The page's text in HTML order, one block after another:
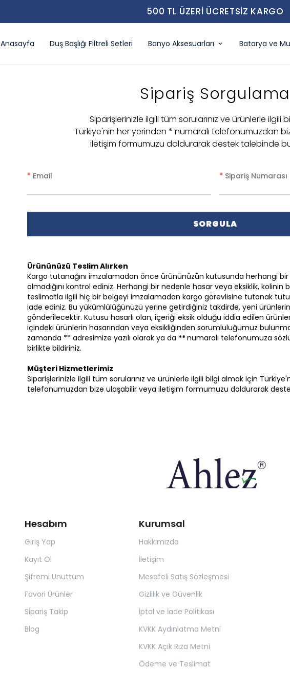
Anasayfa Duş Başlığı Filtreli Setleri Banyo Aksesuarları Batarya ve
Sipariş Sorgulama
Siparişlerinizle ilgili tüm sorularınız ve ürünlerle ilgili
Türkiye'nin her yerinden * numaralı telefonumuzdan
iletişim formumuzu doldurarak destek talebinde
* Email * Sipariş Numarası
SORGULA
Ürününüzü Teslim Alırken
Kargo tutanağını imzalamadan önce ürününüzün kutusunda herhangi
olmadığını kontrol ediniz. Herhangi bir nedenle hasar veya eksiklik, kolinin
teslimatla ilgili hiç bir belgeyi imzalamadan kargo görevlisine tutanak
iade ediniz. Bu yükümlülüğünüzü yerine getirdiğiniz takdirde, yeni
gönderilecektir. Kutusu hasarlı olan, içeriği eksik olduğu iddia edilen
içindeki ürünlerin hasarından veya eksikliğinden sorumluluğumuz
zamanda ** adresimize yazılı olarak ya da **numaralı telefonumuza
birlikte bildiriniz.
Müşteri Hizmetlerimiz
Siparişlerinizle ilgili tüm sorularınız ve ürünlerle ilgili bilgi almak için
telefonumuzdan bize ulaşabilir veya iletişim formumuzu doldurarak
Hesabım
Giriş Yap
Kayıt Ol
Şifremi Unuttum
Favori Ürünler
Sipariş Takip
Blog
Kurumsal
Hakkımızda
İletişim
Mesafeli Satış Sözleşmesi
Gizlilik ve Güvenlik
İptal ve İade Politikası
KVKK Aydınlatma Metni
KVKK Açık Rıza Metni
Ödeme ve Teslimat